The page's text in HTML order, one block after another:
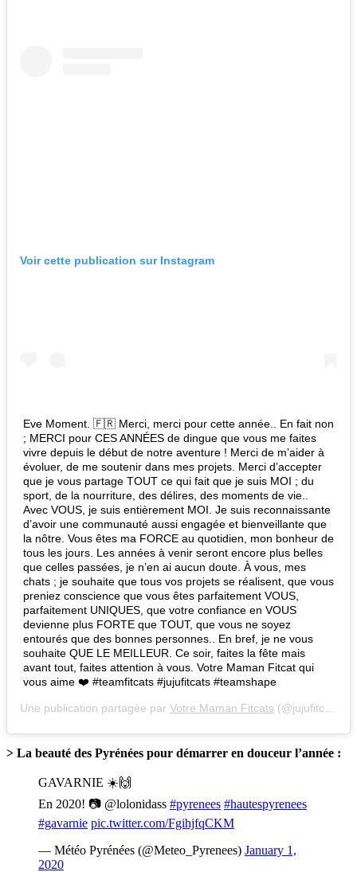
Voir cette publication sur Instagram
Eve Moment. 🇫🇷 Merci, merci pour cette année.. En fait non
; MERCI pour CES ANNÉES de dingue que vous me faites
vivre depuis le début de notre aventure ! Merci de m’aider à
évoluer, de me soutenir dans mes projets. Merci d’accepter
que je vous partage TOUT ce qui fait que je suis MOI ; du
sport, de la nourriture, des délires, des moments de vie..
Avec VOUS, je suis entièrement MOI. Je suis reconnaissante
d’avoir une communauté aussi engagée et bienveillante que
la nôtre. Vous êtes ma FORCE au quotidien, mon bonheur de
tous les jours. Les années à venir seront encore plus belles
que celles passées, je n’en ai aucun doute. À vous, mes
chats ; je souhaite que tous vos projets se réalisent, que vous
preniez conscience que vous êtes parfaitement VOUS,
parfaitement UNIQUES, que votre confiance en VOUS
devienne plus FORTE que TOUT, que vous ne soyez
entourés que des bonnes personnes.. En bref, je ne vous
souhaite QUE LE MEILLEUR. Ce soir, faites la fête mais
avant tout, faites attention à vous. Votre Maman Fitcat qui
vous aime ❤️ #teamfitcats #jujufitcats #teamshape
Une publication partagée par Votre Maman Fitcats (@jujufitcats) le
> La beauté des Pyrénées pour démarrer en douceur l’année :
GAVARNIE ☀️🙌
En 2020! 📷 @lolonidass #pyrenees #hautespyrenees
#gavarnie pic.twitter.com/FgihjfqCKM
— Météo Pyrénées (@Meteo_Pyrenees) January 1,
2020